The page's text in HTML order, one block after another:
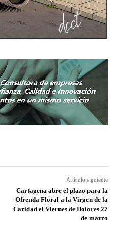
Artículo siguiente
Cartagena abre el plazo para la
Ofrenda Floral a la Virgen de la
Caridad el Viernes de Dolores 27
de marzo